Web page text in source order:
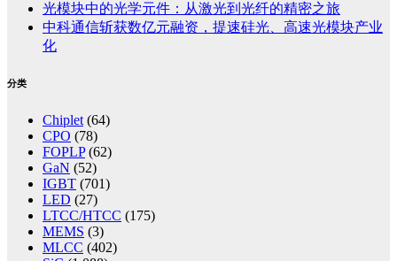
光模块中的光学元件：从激光到光纤的精密之旅
中科通信斩获数亿元融资，提速硅光、高速光模块产业
化
分类
Chiplet (64)
CPO (78)
FOPLP(62)
GaN (52)
IGBT (701)
LED (27)
LTCC/HTCC (175)
MEMS (3)
MLCC (402)